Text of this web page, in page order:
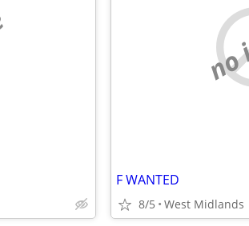
F WANTED
8/5 West Midlands